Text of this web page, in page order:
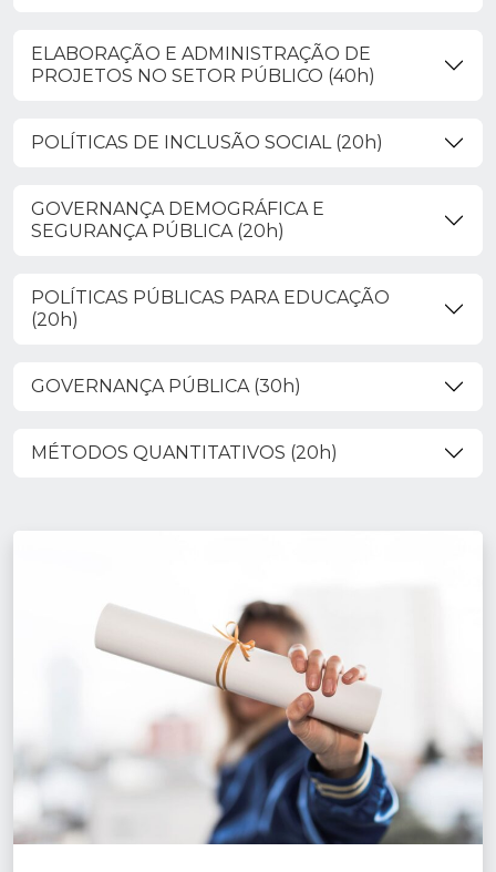
ELABORAÇÃO E ADMINISTRAÇÃO DE
PROJETOS NO SETOR PÚBLICO (40h)
POLÍTICAS DE INCLUSÃO SOCIAL (20h)
GOVERNANÇA DEMOGRÁFICA E
SEGURANÇA PÚBLICA (20h)
POLÍTICAS PÚBLICAS PARA EDUCAÇÃO
(20h)
GOVERNANÇA PÚBLICA (30h)
MÉTODOS QUANTITATIVOS (20h)